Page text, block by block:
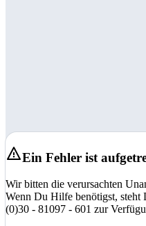
Ein Fehler ist
Wir bitten die verursachten
Wenn Du Hilfe benötigst, steht
(0)30 - 81097 - 601 zur